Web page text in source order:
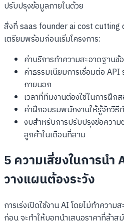
ปรับปรุงข้อมูลภายในด้วย
สิ่งที่ saas founder ai cost cutting
เตรียมพร้อมก่อนเริ่มโครงการ:
ค่าบริการทำความสะอาดฐาน
ค่าธรรมเนียมการเชื่อมต่อ
ภายนอก
เวลาที่ทีมงานต้องใช้ในการฝึ
ค่าฝึกอบรมพนักงานให้รู้จักวิธี
งบสำหรับการปรับปรุงข้อควา
ลูกค้าในเดือนที่สาม
5 ความเสี่ยงในการนำ
วางแผนต้องระวัง
การเร่งเปิดใช้งาน AI โดยไม่ทำควา
ก่อน จะทำให้บอทนำเสนอราคาที่ล้า